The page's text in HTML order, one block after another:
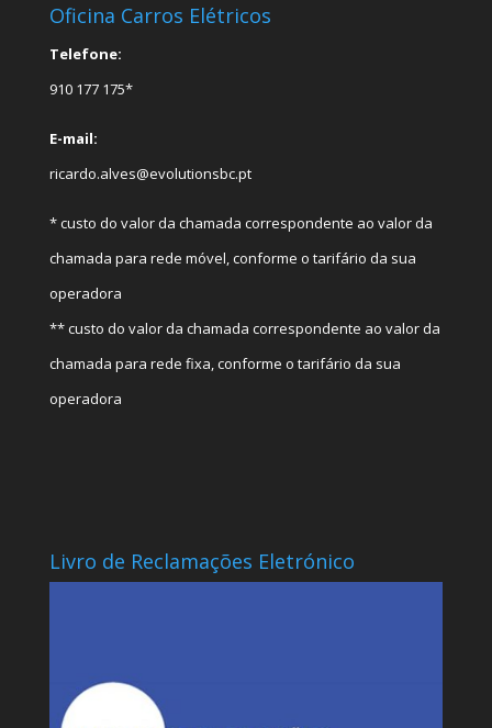
Oficina Carros Elétricos
Telefone:
910 177 175*
E-mail:
ricardo.alves@evolutionsbc.pt
* custo do valor da chamada correspondente ao valor da
chamada para rede móvel, conforme o tarifário da sua
operadora
** custo do valor da chamada correspondente ao valor da
chamada para rede fixa, conforme o tarifário da sua
operadora
Livro de Reclamações Eletrónico